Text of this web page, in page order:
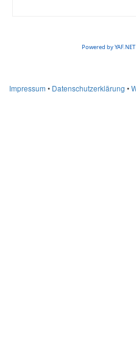
Powered by YAF.NET
Impressum • Datenschutzerklärung •